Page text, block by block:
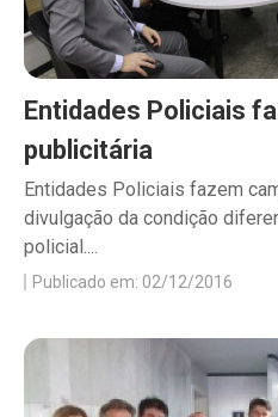
Entidades Policiais
publicitária
Entidades Policiais fazem
divulgação da condição
policial....
Publicado em: 02/12/2016